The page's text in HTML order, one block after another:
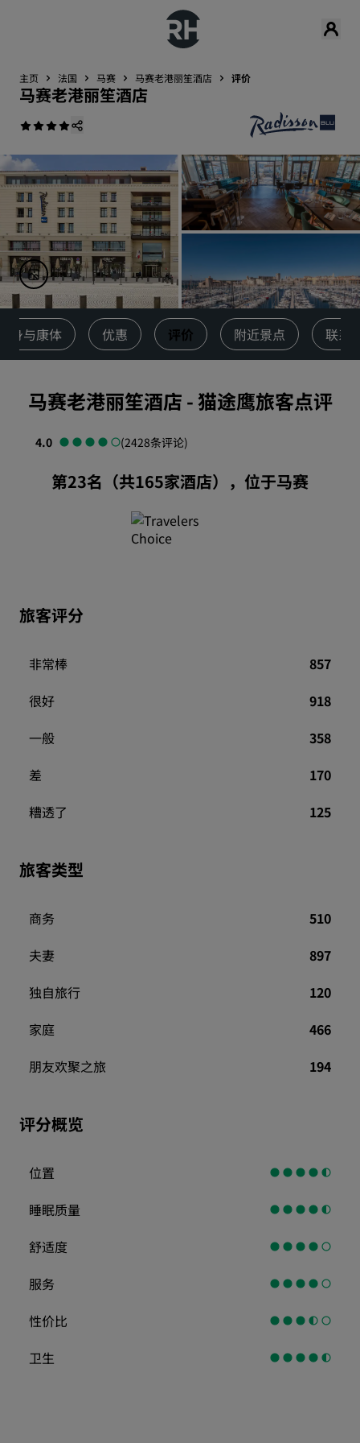
主页 法国 马赛 马赛老港丽笙酒店 评价
马赛老港丽笙酒店
身与康体 优惠 评价 附近景点 联系
马赛老港丽笙酒店 -猫途鹰旅客点评
4.0 (2428条评论)
第23名（共165家酒店），位于马赛
旅客评分
非常棒
857
很好
918
一般
358
差
170
糟透了
125
旅客类型
商务
510
夫妻
897
独自旅行
120
家庭
466
朋友欢聚之旅
194
评分概览
位置
睡眠质量
舒适度
服务
性价比
卫生